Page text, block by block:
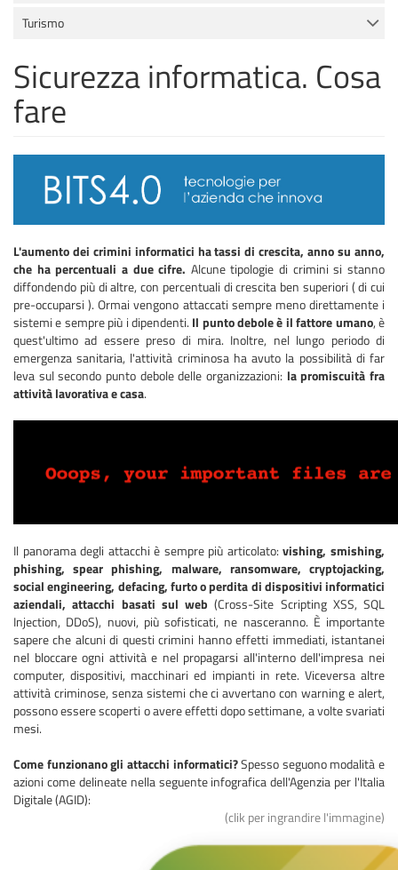
Turismo
Sicurezza informatica. Cosa
fare
L'aumento dei crimini informatici ha tassi di crescita, anno su anno,
che ha percentuali a due cifre. Alcune tipologie di crimini si stanno
diffondendo più di altre, con percentuali di crescita ben superiori ( di cui
pre-occuparsi ). Ormai vengono attaccati sempre meno direttamente i
sistemi e sempre più i dipendenti. Il punto debole è il fattore umano, è
quest'ultimo ad essere preso di mira. Inoltre, nel lungo periodo di
emergenza sanitaria, l'attività criminosa ha avuto la possibilità di far
leva sul secondo punto debole delle organizzazioni: la promiscuità fra
attività lavorativa e casa.
Il panorama degli attacchi è sempre più articolato:vishing, smishing,
phishing, spear phishing, malware, ransomware, cryptojacking,
social engineering, defacing, furto o perdita di dispositivi informatici
aziendali, attacchi basati sul web (Cross-Site Scripting XSS, SQL
Injection, DDoS), nuovi, più sofisticati, ne nasceranno. È importante
sapere che alcuni di questi crimini hanno effetti immediati, istantanei
nel bloccare ogni attività e nel propagarsi all'interno dell'impresa nei
computer, dispositivi, macchinari ed impianti in rete. Viceversa altre
attività criminose, senza sistemi che ci avvertano con warning e alert,
possono essere scoperti o avere effetti dopo settimane, a volte svariati
mesi.
Come funzionano gli attacchi informatici?Spesso seguono modalità e
azioni come delineate nella seguente infografica dell'Agenzia per l'Italia
Digitale (AGID):
(clik per ingrandire l'immagine)